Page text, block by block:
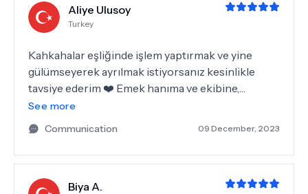
five stars; I truly recommend them!!!
Aliye Ulusoy
Turkey
Kahkahalar eşliğinde işlem yaptırmak ve yine
gülümseyerek ayrılmak istiyorsanız kesinlikle
tavsiye ederim ❤️ Emek hanıma ve ekibine,
profesyonelliği, zarifliği ve tüm süreçteki şeffaflığı
için çok teşekkürler. 💐
See more
Communication
09 December, 2023
Biya A.